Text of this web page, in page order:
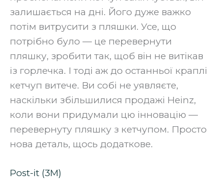
залишається на дні. Його дуже важко
потім витрусити з пляшки. Усе, що
потрібно було — це перевернути
пляшку, зробити так, щоб він не витікав
із горлечка. І тоді аж до останньої краплі
кетчуп витече. Ви собі не уявляєте,
наскільки збільшилися продажі Heinz,
коли вони придумали цю інновацію —
перевернуту пляшку з кетчупом. Просто
нова деталь, щось додаткове.‍
Post-it (3M)